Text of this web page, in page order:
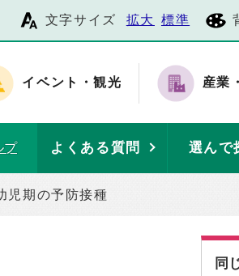
文字サイズ 拡大 標準
イベント・観光 産業
プ よくある質問 選んで
児期の予防接種
同